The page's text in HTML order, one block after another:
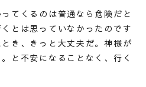
てくるのは普通なら危険だと
とは思っていなかったのです
き、きっと大丈夫だ。神様が
と不安になることなく、行く